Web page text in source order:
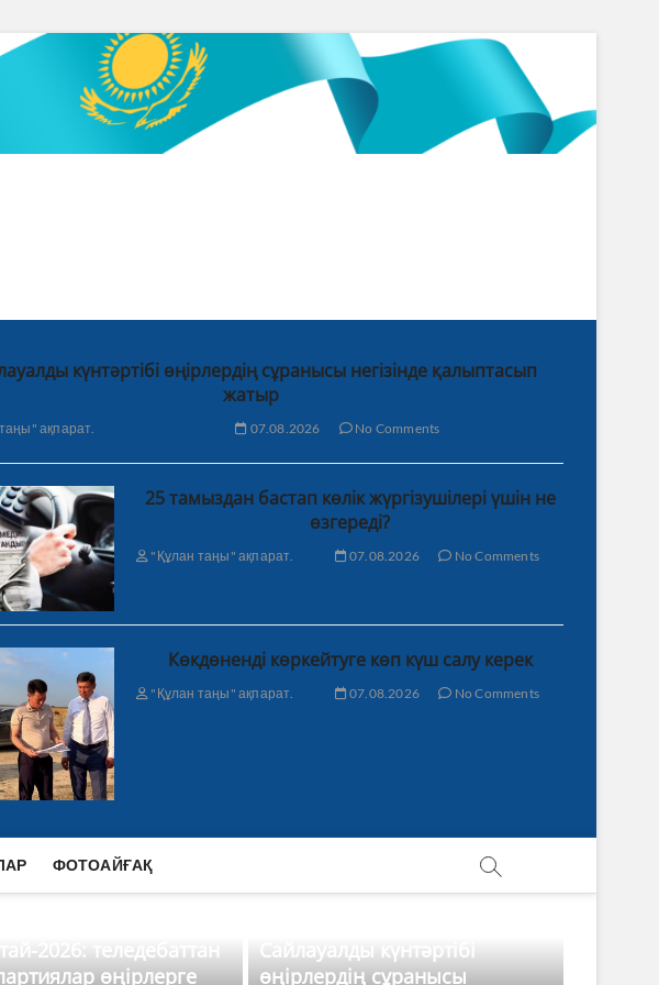
күнтәртібі өңірлердің сұранысы негізінде қалыптасып
жатыр
ақпарат. 07.08.2026 No Comments
25 тамыздан бастап көлік жүргізушілері үшін не
өзгереді?
"Құлан таңы" ақпарат. 07.08.2026 No Comments
Көкдөненді көркейтуге көп күш салу керек
"Құлан таңы" ақпарат. 07.08.2026 No Comments
ФОТОАЙҒАҚ
2026: теледебаттан
өңірлерге
Сайлауалды күнтәртібі
өңірлердің сұранысы